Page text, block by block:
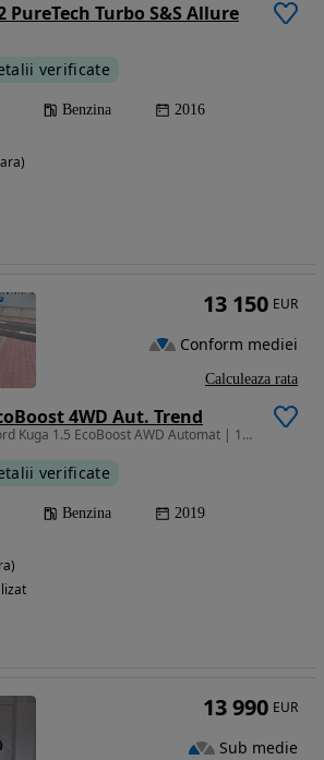
PureTech Turbo S&S Allure
verificate
Benzina 2016
4WD Aut. Trend
1499 cm3 • 150 CP • Ford Kuga 1.5 EcoBoost AWD Automat | 175 CP | 2019 | 100.300 km
verificate
Benzina 2019
13 150 EUR
Conform mediei
Calculeaza rata
13 990 EUR
Sub medie